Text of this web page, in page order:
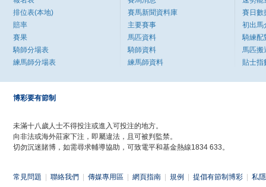
排位表(本地)
賠率
賽果
騎師分場表
練馬師分場表
賽馬新聞資料庫
主要賽事
馬匹資料
騎師資料
練馬師資料
賽日數
初出馬
騎練配
馬匹搬
貼士指
博彩要有節制
未滿十八歲人士不得投注或進入可投注的地方。
向非法或海外莊家下注，即屬違法，且可被判監禁。
切勿沉迷賭博，如需尋求輔導協助，可致電平和基金熱線1834 633。
常見問題 聯絡我們 傳媒專用區 網頁指南 規例 提倡有節制博彩 私